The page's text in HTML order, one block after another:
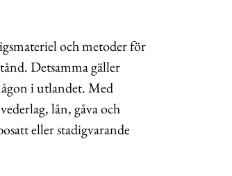
och metoder för
Detsamma gäller
i utlandet. Med
lån, gåva och
eller stadigvarande